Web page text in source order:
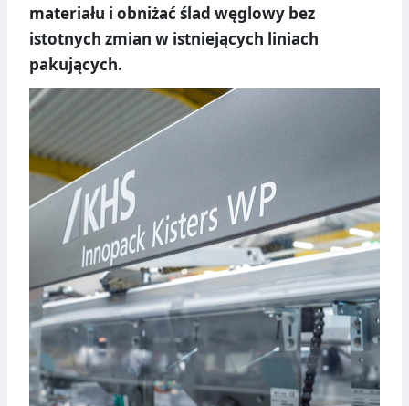
materiału i obniżać ślad węglowy bez
istotnych zmian w istniejących liniach
pakujących.